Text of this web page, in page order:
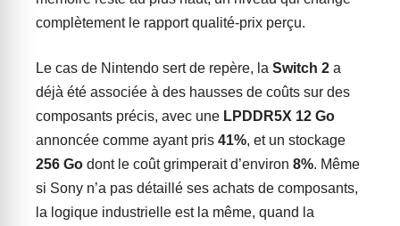
complètement le rapport qualité-prix perçu.
Le cas de Nintendo sert de repère, la Switch 2 a
déjà été associée à des hausses de coûts sur des
composants précis, avec une LPDDR5X 12 Go
annoncée comme ayant pris 41%, et un stockage
256 Go dont le coût grimperait d’environ 8%. Même
si Sony n’a pas détaillé ses achats de composants,
la logique industrielle est la même, quand la